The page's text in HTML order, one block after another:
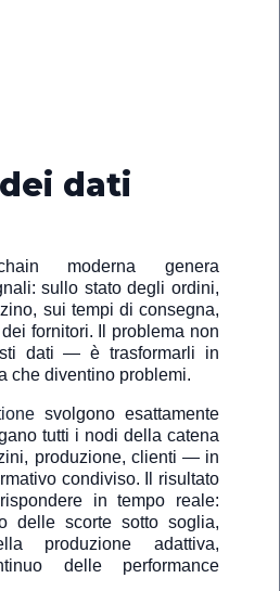
dati
moderna genera
sullo stato degli ordini,
sui tempi di consegna,
fornitori. Il problema non
dati — è trasformarli in
che diventino problemi.
svolgono esattamente
tutti i nodi della catena
produzione, clienti — in
condiviso. Il risultato
in tempo reale:
delle scorte sotto soglia,
produzione adattiva,
delle performance